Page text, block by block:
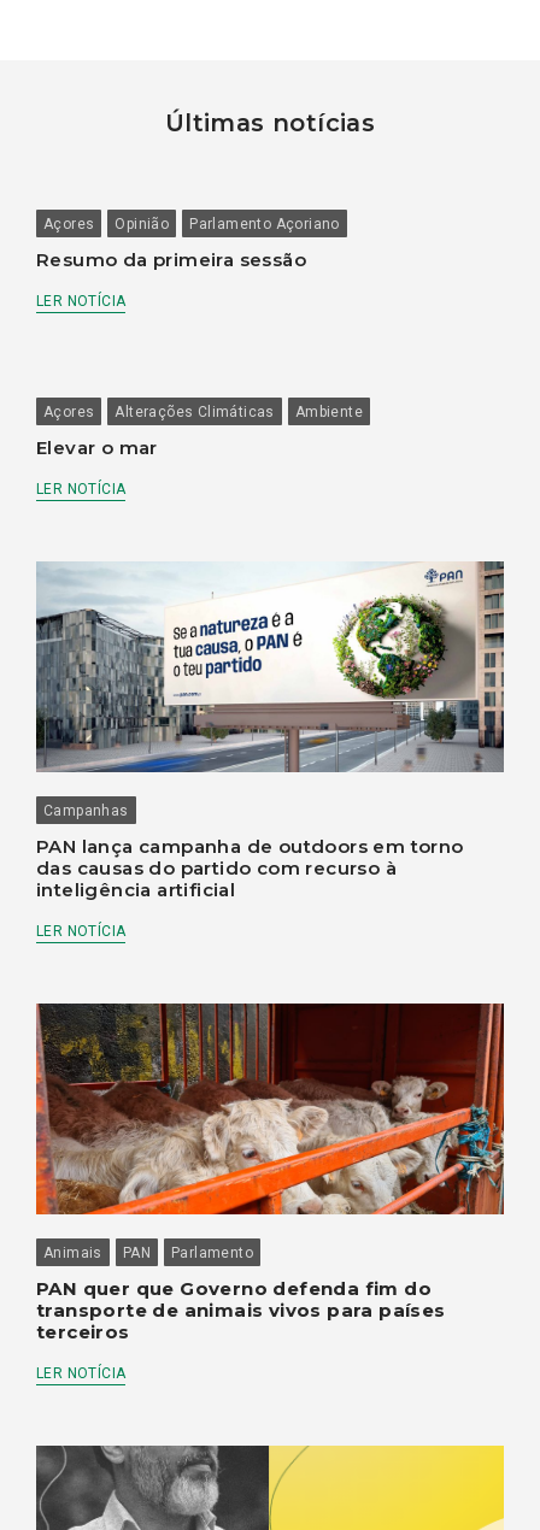
Últimas notícias
Açores Opinião Parlamento Açoriano
Resumo da primeira sessão
LER NOTÍCIA
Açores Alterações Climáticas Ambiente
Elevar o mar
LER NOTÍCIA
Campanhas
PAN lança campanha de outdoors em torno
das causas do partido com recurso à
inteligência artificial
LER NOTÍCIA
Animais PAN Parlamento
PAN quer que Governo defenda fim do
transporte de animais vivos para países
terceiros
LER NOTÍCIA